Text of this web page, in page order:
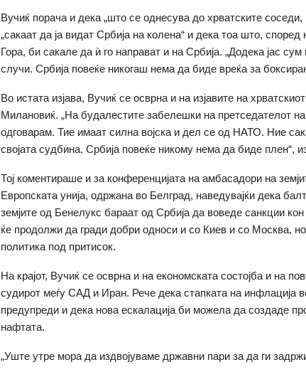
Вучиќ порача и дека „што се однесува до хрватските соседи,
„сакаат да ја видат Србија на колена“ и дека тоа што, според
Гора, би сакале да ѝ го направат и на Србија. „Додека јас
случи. Србија повеќе никогаш нема да биде вреќа за
Во истата изјава, Вучиќ се осврна и на изјавите на
Милановиќ. „На будалестите забелешки на претседателот
одговарам. Тие имаат силна војска и дел се од НАТО. Ние
својата судбина. Србија повеќе никому нема да биде плен“,
Тој коментираше и за конференцијата на амбасадори на
Европската унија, одржана во Белград, наведувајќи дека
земјите од Бенелукс бараат од Србија да воведе санкции
ќе продолжи да гради добри односи и со Киев и со Москва,
политика под притисок.
На крајот, Вучиќ се осврна и на економската состојба и на
судирот меѓу САД и Иран. Рече дека стапката на инфлација
предупреди и дека нова ескалација би можела да создаде
нафтата.
„Уште утре мора да издвојуваме државни пари за да ги